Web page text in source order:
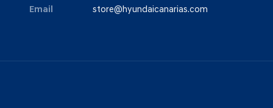
Email store@hyundaicanarias.com